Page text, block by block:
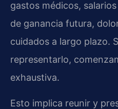
gastos médicos,
de ganancia futura,
cuidados a largo plazo.
representarlo,
exhaustiva.
Esto implica reunir y